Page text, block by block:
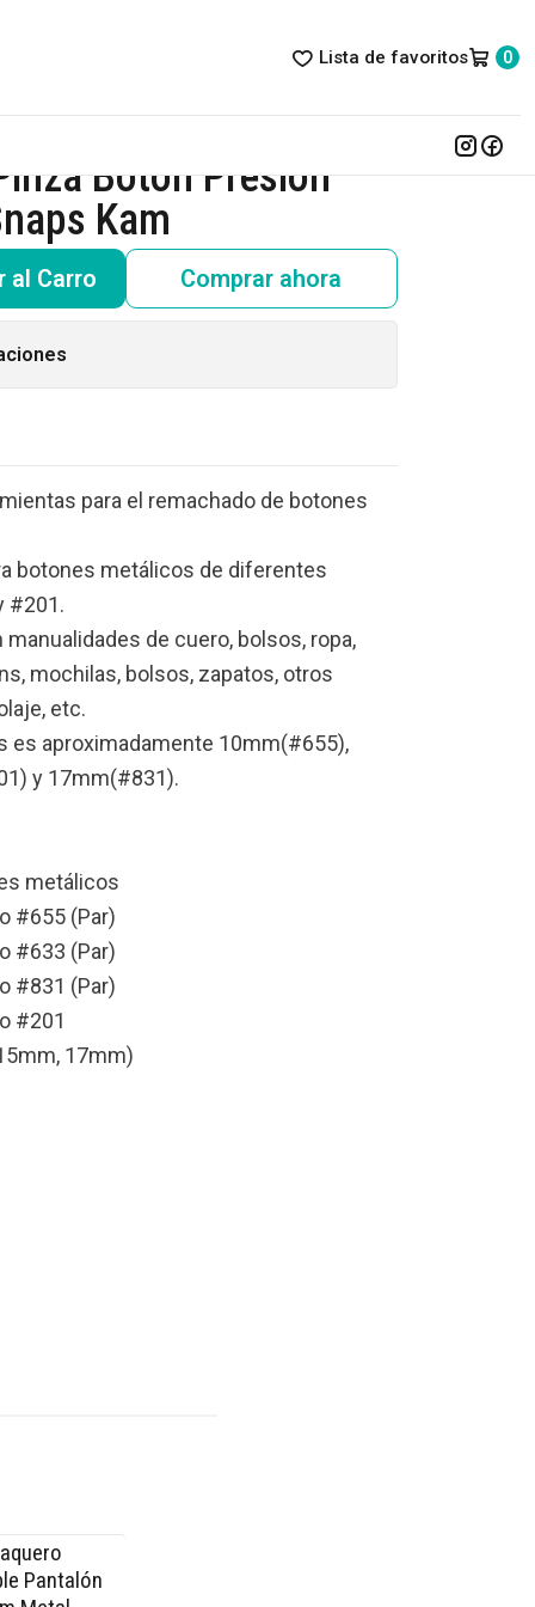
Lista de favoritos 0
Botón Presión
Kam
al Carro Comprar ahora
para el remachado de botones
botones metálicos de diferentes
#201.
de cuero, bolsos, ropa,
mochilas, bolsos, zapatos, otros
etc.
es aproximadamente 10mm(#655),
y 17mm(#831).
metálicos
#655 (Par)
#633 (Par)
#831 (Par)
#201
17mm)
Pantalón